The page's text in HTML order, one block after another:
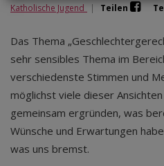
Katholische Jugend | Teilen
Das Thema
sehr sensibles Thema im
verschiedenste Stimmen und
möglichst viele dieser
gemeinsam ergründen, was
Wünsche und Erwartungen
was uns bremst.